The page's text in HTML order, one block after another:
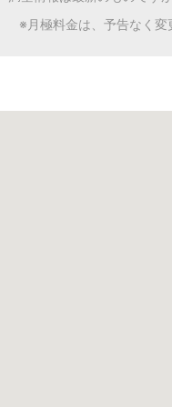
※月極料金は、予告なく変